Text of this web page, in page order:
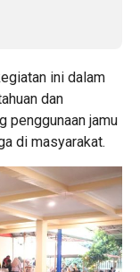
ini dalam
dan
penggunaan jamu
di masyarakat.